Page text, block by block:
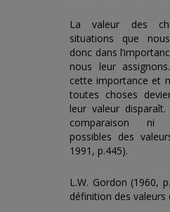
La valeur des
situations que
donc dans
nous leur
cette importance et
toutes choses
leur valeur
comparaison ni
possibles des
1991, p.445).
L.W. Gordon (1960,
définition des valeurs